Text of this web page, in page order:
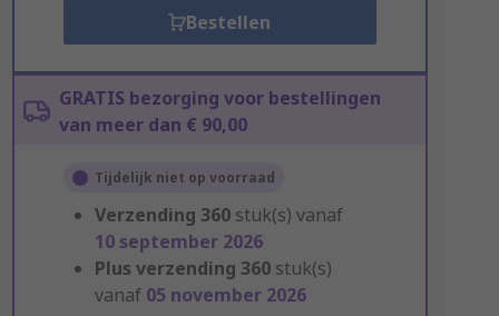
Bestellen
GRATIS bezorging voor bestellingen
van meer dan € 90,00
Tijdelijk niet op voorraad
Verzending 360 stuk(s) vanaf
10 september 2026
Plus verzending 360 stuk(s)
vanaf 05 november 2026